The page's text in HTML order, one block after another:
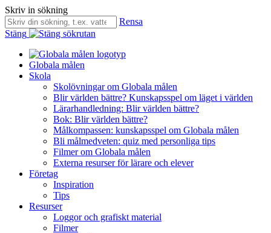
Skriv in sökning
Rensa
Stäng
Globala målen
Skola
Skolövningar om Globala målen
Blir världen bättre? Kunskapsspel om läget i världen
Lärarhandledning: Blir världen bättre?
Bok: Blir världen bättre?
Målkompassen: kunskapsspel om Globala målen
Bli målmedveten: quiz med personliga tips
Filmer om Globala målen
Externa resurser för lärare och elever
Företag
Inspiration
Tips
Resurser
Loggor och grafiskt material
Filmer